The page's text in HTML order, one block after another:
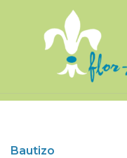
Bautizo